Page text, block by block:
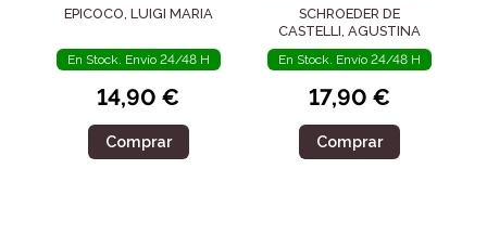
EPICOCO, LUIGI MARIA
En Stock. Envío 24/48 H
14,90 €
Comprar
SCHROEDER DE
CASTELLI, AGUSTINA
En Stock. Envío 24/48 H
17,90 €
Comprar